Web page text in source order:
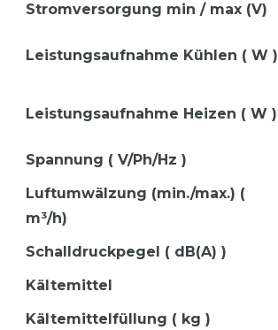
Stromversorgung min / max (V)
Leistungsaufnahme Kühlen ( W )
Leistungsaufnahme Heizen ( W )
Spannung ( V/Ph/Hz )
Luftumwälzung (min./max.) (
m³/h)
Schalldruckpegel ( dB(A) )
Kältemittel
Kältemittelfüllung ( kg )